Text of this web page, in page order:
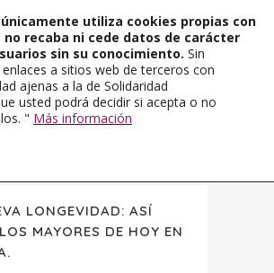
LONGEVIDAD: ASÍ
MAYORES DE HOY EN
utiliza cookies propias con
recaba ni cede datos de carácter
sin su conocimiento. Sin
a sitios web de terceros con
ajenas a la de Solidaridad
usted podrá decidir si acepta o no
" Más información